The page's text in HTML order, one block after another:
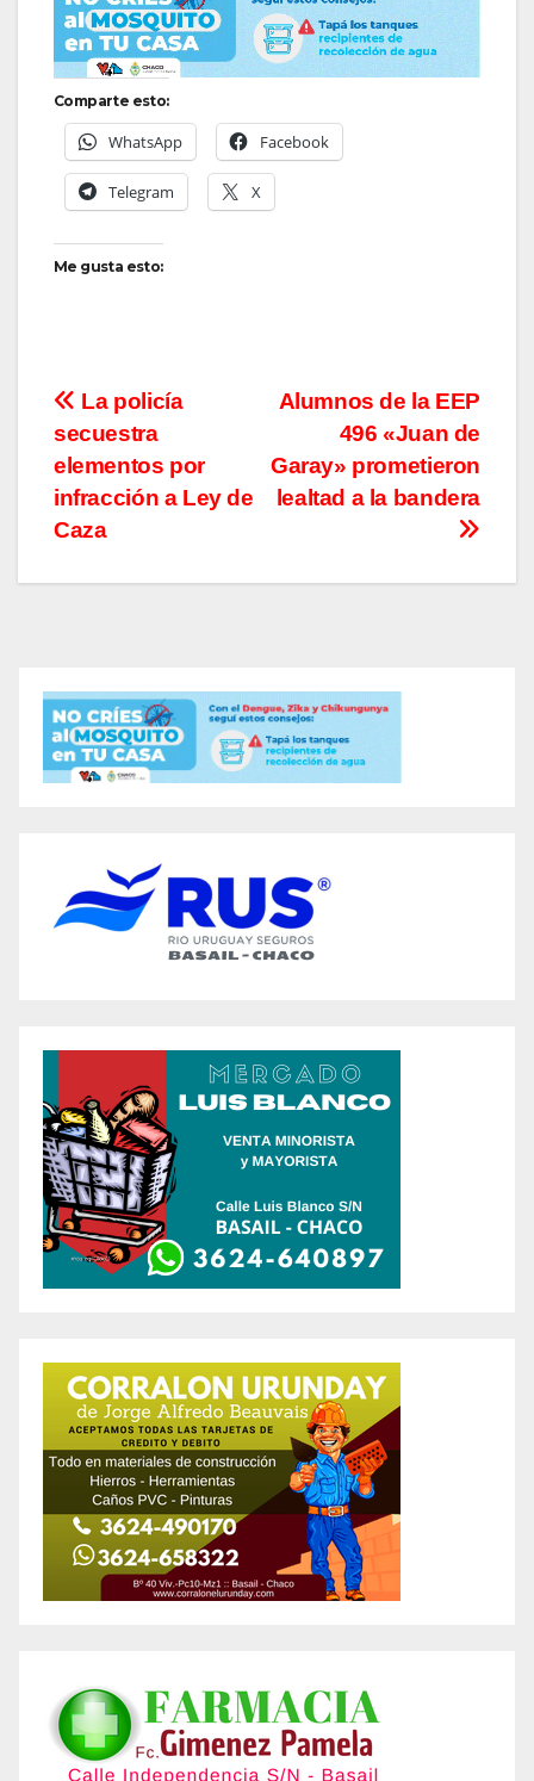
Comparte esto:
WhatsApp Facebook
Telegram X
Me gusta esto:
Navegación
de
entradas
Alumnos de la EEP
496 «Juan de
Garay» prometieron
lealtad a la bandera
La policía
secuestra
elementos por
infracción a Ley de
Caza